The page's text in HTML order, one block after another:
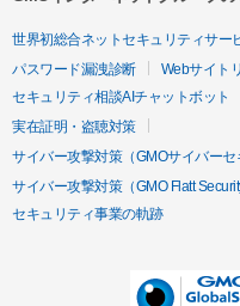
世界初総合ネットセキュリティサー
パスワード漏洩診断
Webサイト
セキュリティ相談AIチャットボット
実在証明・盗聴対策
サイバー攻撃対策（GMOサイバーセ
サイバー攻撃対策（GMO Flatt
セキュリティ事業の軌跡